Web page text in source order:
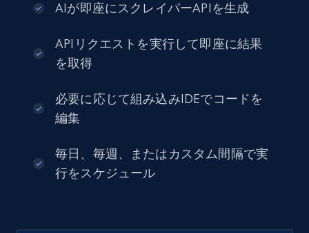
AIが即座にスクレイパーAPIを生成
APIリクエストを実行して即座に結果
を取得
必要に応じて組み込みIDEでコードを
編集
毎日、毎週、またはカスタム間隔で実
行をスケジュール